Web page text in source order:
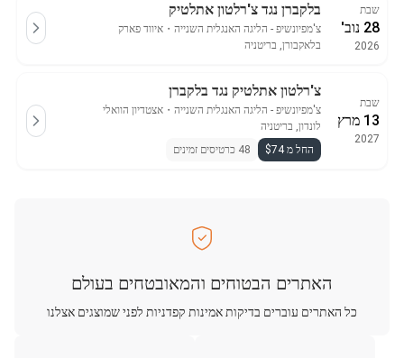
שבת
28 נוב'
2026
בלקברן נגד צ'רלטון אתלטיק
צ'מפיונשיפ - הליגה האנגלית השנייה ・ איווד פארק
בלאקבורן, בריטניה
שבת
13 מרץ
2027
צ'רלטון אתלטיק נגד בלקברן
צ'מפיונשיפ - הליגה האנגלית השנייה ・ אצטדיון הוואלי
לונדון, בריטניה
החל מ $74
48 כרטיסים זמינים
האתרים הבטוחים והמאובטחים בעולם
כל האתרים עוברים בדיקות אמינות קפדניות לפני שמוצגים אצלנו